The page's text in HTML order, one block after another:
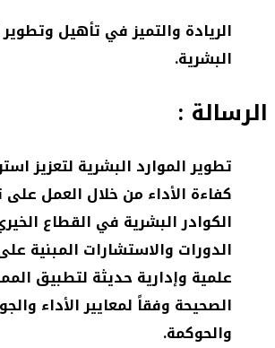
الريادة والتميز في تأهيل وتطوير
البشرية.
الرسالة :
تطوير الموارد البشرية لتعزيز
كفاءة الأداء من خلال العمل على
الكوادر البشرية في القطاع
الدورات والاستشارات المبنية
علمية وإدارية حديثة لتطبيق
الصحيحة وفقاً لمعايير الأداء
والحوكمة.